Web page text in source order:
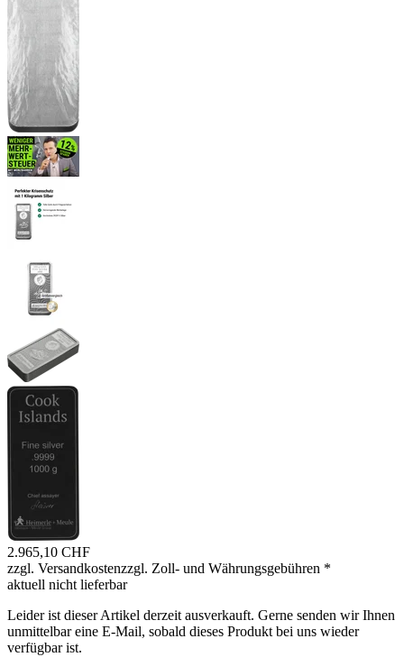
2.965,10 CHF
zzgl. Versandkostenzzgl. Zoll- und Währungsgebühren *
aktuell nicht lieferbar
Leider ist dieser Artikel derzeit ausverkauft. Gerne senden wir Ihnen
unmittelbar eine E-Mail, sobald dieses Produkt bei uns wieder
verfügbar ist.